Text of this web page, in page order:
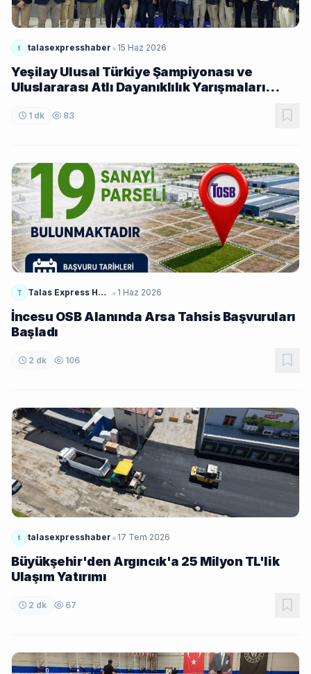
t talasexpresshaber • 15 Haz 2026
Yeşilay Ulusal Türkiye Şampiyonası ve
Uluslararası Atlı Dayanıklılık Yarışmaları
1 dk 83
T Talas Express Haber • 1 Haz 2026
İncesu OSB Alanında Arsa Tahsis Başvuruları
Başladı
2 dk 106
t talasexpresshaber • 17 Tem 2026
Büyükşehir'den Argıncık'a 25 Milyon TL'lik
Ulaşım Yatırımı
2 dk 67